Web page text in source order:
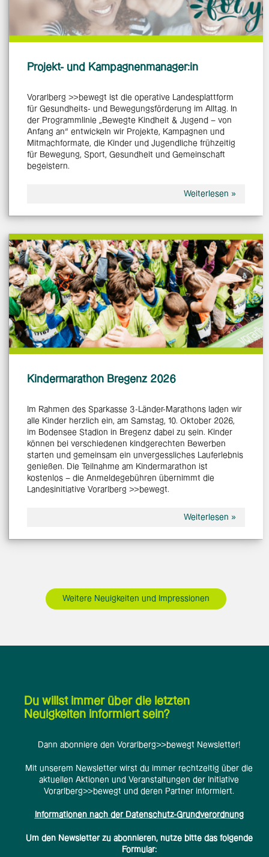
Projekt- und Kampagnenmanager:in
Vorarlberg >>bewegt ist die operative Landesplattform
für Gesundheits- und Bewegungsförderung im Alltag. In
der Programmlinie „Bewegte Kindheit & Jugend – von
Anfang an“ entwickeln wir Projekte, Kampagnen und
Mitmachformate, die Kinder und Jugendliche frühzeitig
für Bewegung, Sport, Gesundheit und Gemeinschaft
begeistern.
Weiterlesen »
Kindermarathon Bregenz 2026
Im Rahmen des Sparkasse 3-Länder-Marathons laden wir
alle Kinder herzlich ein, am Samstag, 10. Oktober 2026,
im Bodensee Stadion in Bregenz dabei zu sein. Kinder
können bei verschiedenen kindgerechten Bewerben
starten und gemeinsam ein unvergessliches Lauferlebnis
genießen. Die Teilnahme am Kindermarathon ist
kostenlos – die Anmeldegebühren übernimmt die
Landesinitiative Vorarlberg >>bewegt.
Weiterlesen »
Weitere Neuigkeiten und Impressionen
Du willst immer über die letzten
Neuigkeiten informiert sein?
Dann abonniere den Vorarlberg>>bewegt Newsletter!
Mit unserem Newsletter wirst du immer rechtzeitig über die
aktuellen Aktionen und Veranstaltungen der Initiative
Vorarlberg>>bewegt und deren Partner informiert.
Informationen nach der Datenschutz-Grundverordnung
Um den Newsletter zu abonnieren, nutze bitte das folgende
Formular: